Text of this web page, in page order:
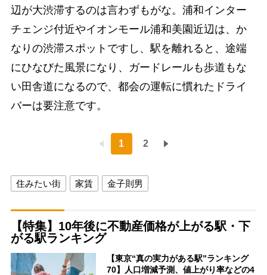
辺が大渋滞するのは言わずもがな。浦和インター
チェンジ付近やイオンモール浦和美園近辺は、か
なりの渋滞スポットですし、駅を離れると、途端
にひなびた風景になり、ガードレールも歩道もな
い田舎道になるので、都会の運転に慣れたドライ
バーは要注意です。
1 2
住みたい街 家賃 金子則男
【特集】10年後に不動産価格が上がる駅・下
がる駅ランキング
【東京“真の実力がある駅”ランキング
70】人口増減予測、値上がり率などの4